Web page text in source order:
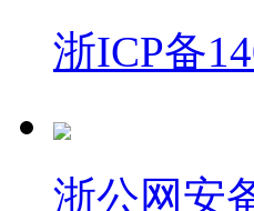
浙ICP备
浙公网安